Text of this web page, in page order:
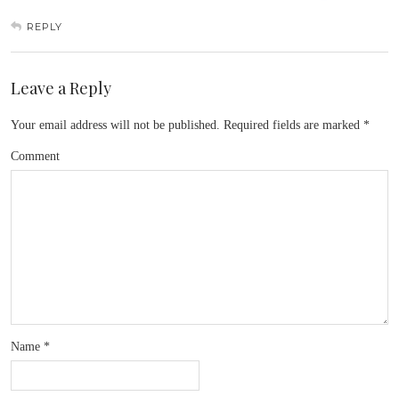
REPLY
Leave a Reply
Your email address will not be published. Required fields are marked *
Comment
Name *